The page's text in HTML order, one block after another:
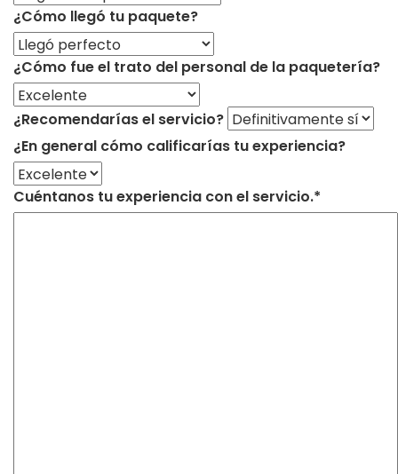
¿Cómo llegó tu paquete?
¿Cómo fue el trato del personal de la paquetería?
¿Recomendarías el servicio?
¿En general cómo calificarías tu experiencia?
Cuéntanos tu experiencia con el servicio.*